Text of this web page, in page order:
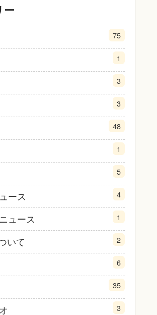
ー
75
1
3
3
48
1
5
ース 4
ュース 1
いて 2
6
35
3